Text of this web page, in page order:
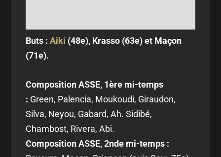
Buts :Aiki (48e), Krasso (63e) et Maçon
(71e).
Composition ASSE, 1ère mi-temps
: Green, Palencia, Moukoudi, Giraudon,
Silva, Neyou, Gabard, Ah. Sidibé,
Chambost, Rivera, Abi.
Composition ASSE, 2nde mi-temps :